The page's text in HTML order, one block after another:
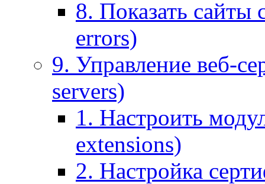
8. Показать
errors)
9. Управление веб-
servers)
1. Настроить
extensions)
2. Настройка